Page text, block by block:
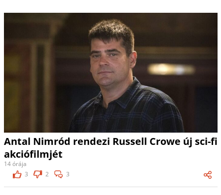
Antal Nimród rendezi Russell Crowe új sci-fi
akciófilmjét
14 órája
3
2 3